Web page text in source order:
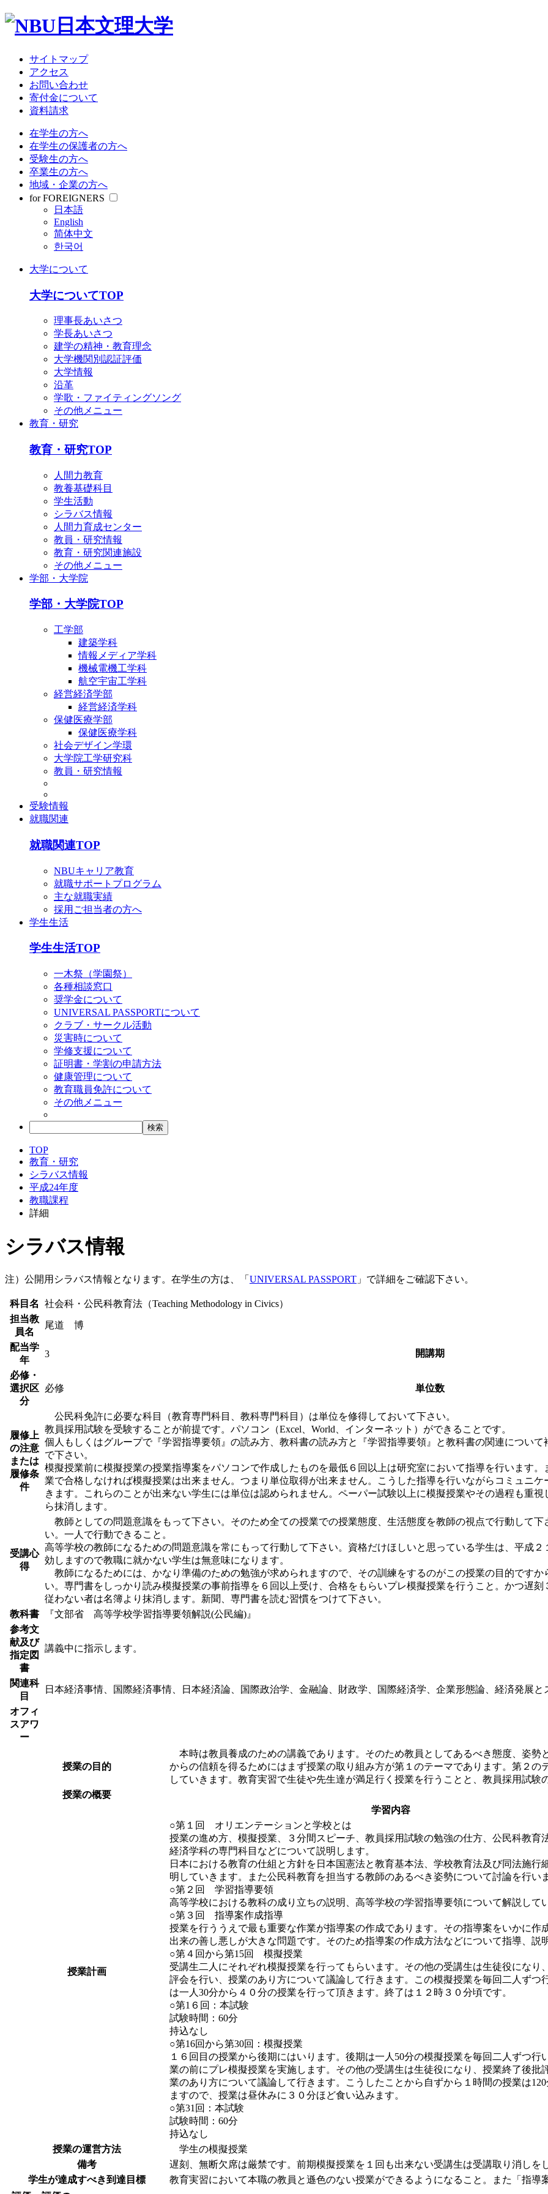
サイトマップ
アクセス
お問い合わせ
寄付金について
資料請求
在学生の方へ
在学生の保護者の方へ
受験生の方へ
卒業生の方へ
地域・企業の方へ
for FOREIGNERS
日本語
English
简体中文
한국어
大学について
大学についてTOP
理事長あいさつ
学長あいさつ
建学の精神・教育理念
大学機関別認証評価
大学情報
沿革
学歌・ファイティングソング
その他メニュー
教育・研究
教育・研究TOP
人間力教育
教養基礎科目
学生活動
シラバス情報
人間力育成センター
教員・研究情報
教育・研究関連施設
その他メニュー
学部・大学院
学部・大学院TOP
工学部
建築学科
情報メディア学科
機械電機工学科
航空宇宙工学科
経営経済学部
経営経済学科
保健医療学部
保健医療学科
社会デザイン学環
大学院工学研究科
教員・研究情報
受験情報
就職関連
就職関連TOP
NBUキャリア教育
就職サポートプログラム
主な就職実績
採用ご担当者の方へ
学生生活
学生生活TOP
一木祭（学園祭）
各種相談窓口
奨学金について
UNIVERSAL PASSPORTについて
クラブ・サークル活動
災害時について
学修支援について
証明書・学割の申請方法
健康管理について
教育職員免許について
その他メニュー
大学について
教育・研究
受験情報
就職関連
学生生活
サイトマップ
アクセス
お問い合わせ
寄付金について
資料請求
在学生の方へ
在学生の保護者の方へ
受験生の方へ
卒業生の方へ
地域・企業の方へ
日本語
简体中文
TOP
教育・研究
シラバス情報
平成24年度
教職課程
詳細
シラバス情報
注）公開用シラバス情報となります。在学生の方は、「 UNIVERSAL PASSPORT 」で詳細をご確認下さい。
科目名
社会科・公民科教育法（Teaching Methodology in Civics）
担当教
員名
尾道 博
配当学
年
3 開講期
必修・
選択区
分
必修 単位数
履修上
の注意
または
履修条
件
公民科免許に必要な科目（教育専門科目、教科専門科目）は単位を修得しておいて下さい。
教員採用試験を受験することが前提です。パソコン（Excel、World、インターネット）ができることです。
個人もしくはグループで『学習指導要領』の読み方、教科書の読み方と『学習指導要領』と教科書の関連につい
で下さい。
模擬授業前に模擬授業の授業指導案をパソコンで作成したものを最低６回以上は研究室において指導を行います
業で合格しなければ模擬授業は出来ません。つまり単位取得が出来ません。こうした指導を行いながらコミュニ
きます。これらのことが出来ない学生には単位は認められません。ペーパー試験以上に模擬授業やその過程も重
ら抹消します。
受講心
得
教師としての問題意識をもって下さい。そのため全ての授業での授業態度、生活態度を教師の視点で行動して
い。一人で行動できること。
高等学校の教師になるための問題意識を常にもって行動して下さい。資格だけほしいと思っている学生は、平成
効しますので教職に就かない学生は無意味になります。
教師になるためには、かなり準備のための勉強が求められますので、その訓練をするのがこの授業の目的です
い。専門書をしっかり読み模擬授業の事前指導を６回以上受け、合格をもらいプレ模擬授業を行うこと。かつ遅
従わない者は名簿より抹消します。新聞、専門書を読む習慣をつけて下さい。
教科書
『文部省 高等学校学習指導要領解説(公民編)』
参考文
献及び
指定図
書
講義中に指示します。
関連科
目
日本経済事情、国際経済事情、日本経済論、国際政治学、金融論、財政学、国際経済学、企業形態論、経済発展
オフィ
スアワ
ー
授業の目的
本時は教員養成のための講義であります。そのため教員としてあるべき態度、姿勢
からの信頼を得るためにはまず授業の取り組み方が第１のテーマであります。第２
していきます。教育実習で生徒や先生達が満足行く授業を行うことと、教員採用試験
授業の概要
授業計画
学習内容
○第１回 オリエンテーションと学校とは
授業の進め方、模擬授業、３分間スピーチ、教員採用試験の勉強の仕方、公民科教育
経済学科の専門科目などについて説明します。
日本における教育の仕組と方針を日本国憲法と教育基本法、学校教育法及び同法施行
明していきます。また公民科教育を担当する教師のあるべき姿勢について討論を行い
○第２回 学習指導要領
高等学校における教科の成り立ちの説明、高等学校の学習指導要領について解説して
○第３回 指導案作成指導
授業を行ううえで最も重要な作業が指導案の作成であります。その指導案をいかに作
出来の善し悪しが大きな問題です。そのため指導案の作成方法などについて指導、説
○第４回から第15回 模擬授業
受講生二人にそれぞれ模擬授業を行ってもらいます。その他の受講生は生徒役になり
評会を行い、授業のあり方について議論して行きます。この模擬授業を毎回二人ずつ
は一人30分から４０分の授業を行って頂きます。終了は１２時３０分頃です。
○第1６回：本試験
試験時間：60分
持込なし
○第16回から第30回：模擬授業
１６回目の授業から後期にはいります。後期は一人50分の模擬授業を毎回二人ずつ行
業の前にプレ模擬授業を実施します。その他の受講生は生徒役になり、授業終了後批
業のあり方について議論して行きます。こうしたことから自ずから１時間の授業は
ますので、授業は昼休みに３０分ほど食い込みます。
○第31回：本試験
試験時間：60分
持込なし
授業の運営方法
学生の模擬授業
備考
遅刻、無断欠席は厳禁です。前期模擬授業を１回も出来ない受講生は受講取り消しを
学生が達成すべき到達目標
教育実習において本職の教員と遜色のない授業ができるようになること。また「指導